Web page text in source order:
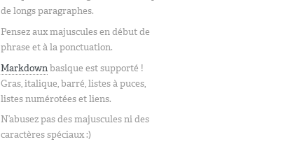
de longs paragraphes.
Pensez aux majuscules en début de
phrase et à la ponctuation.
Markdownbasique est supporté !
Gras, italique, barré, listes à puces,
listes numérotées et liens.
N’abusez pas des majuscules ni des
caractères spéciaux :)